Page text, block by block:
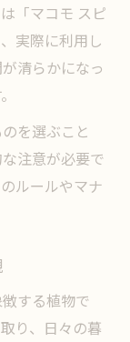
「マコモ スピ
実際に利用し
清らかになっ
を選ぶこと
注意が必要で
ルールやマナ
する植物で
り、日々の暮